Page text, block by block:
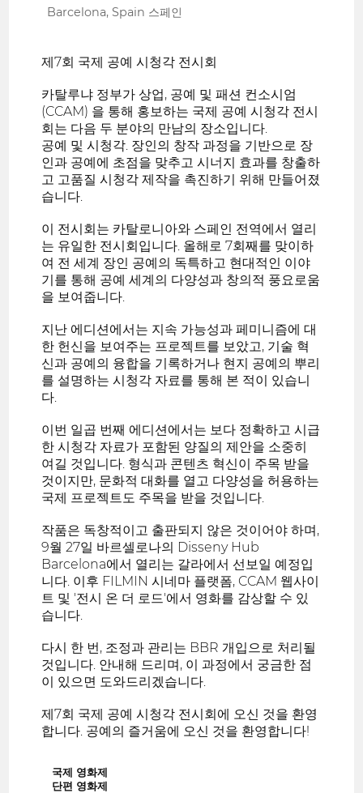
Barcelona, Spain 스페인
제7회 국제 공예 시청각 전시회
카탈루냐 정부가 상업, 공예 및 패션 컨소시엄
(CCAM) 을 통해 홍보하는 국제 공예 시청각 전시
회는 다음 두 분야의 만남의 장소입니다.
공예 및 시청각. 장인의 창작 과정을 기반으로 장
인과 공예에 초점을 맞추고 시너지 효과를 창출하
고 고품질 시청각 제작을 촉진하기 위해 만들어졌
습니다.
이 전시회는 카탈로니아와 스페인 전역에서 열리
는 유일한 전시회입니다. 올해로 7회째를 맞이하
여 전 세계 장인 공예의 독특하고 현대적인 이야
기를 통해 공예 세계의 다양성과 창의적 풍요로움
을 보여줍니다.
지난 에디션에서는 지속 가능성과 페미니즘에 대
한 헌신을 보여주는 프로젝트를 보았고, 기술 혁
신과 공예의 융합을 기록하거나 현지 공예의 뿌리
를 설명하는 시청각 자료를 통해 본 적이 있습니
다.
이번 일곱 번째 에디션에서는 보다 정확하고 시급
한 시청각 자료가 포함된 양질의 제안을 소중히
여길 것입니다. 형식과 콘텐츠 혁신이 주목 받을
것이지만, 문화적 대화를 열고 다양성을 허용하는
국제 프로젝트도 주목을 받을 것입니다.
작품은 독창적이고 출판되지 않은 것이어야 하며,
9월 27일 바르셀로나의 Disseny Hub
Barcelona에서 열리는 갈라에서 선보일 예정입
니다. 이후 FILMIN 시네마 플랫폼, CCAM 웹사이
트 및 '전시 온 더 로드'에서 영화를 감상할 수 있
습니다.
다시 한 번, 조정과 관리는 BBR 개입으로 처리될
것입니다. 안내해 드리며, 이 과정에서 궁금한 점
이 있으면 도와드리겠습니다.
제7회 국제 공예 시청각 전시회에 오신 것을 환영
합니다. 공예의 즐거움에 오신 것을 환영합니다!
국제 영화제
단편 영화제